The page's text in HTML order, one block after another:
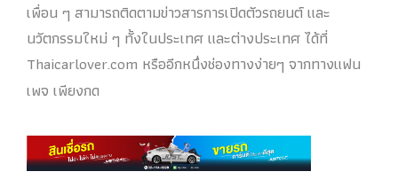
เพื่อน ๆ สามารถติดตามข่าวสารการเปิดตัวรถยนต์ และ
นวัตกรรมใหม่ ๆ ทั้งในประเทศ และต่างประเทศ ได้ที่
Thaicarlover.com หรืออีกหนึ่งช่องทางง่ายๆ จากทางแฟน
เพจ เพียงกด